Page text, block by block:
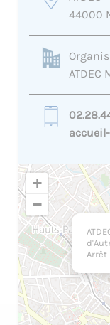
44000
ATDEC
Arrêt
+
−